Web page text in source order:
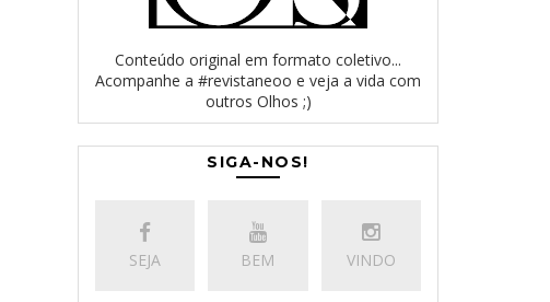
Conteúdo original em formato coletivo...
Acompanhe a #revistaneoo e veja a vida com
outros Olhos ;)
SIGA-NOS!
SEJA BEM VINDO